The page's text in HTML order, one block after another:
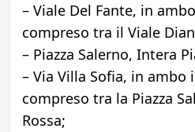
– Viale Del Fante, in
compreso tra il Viale
– Piazza Salerno, Intera
– Via Villa Sofia, in
compreso tra la Piazza
Rossa;